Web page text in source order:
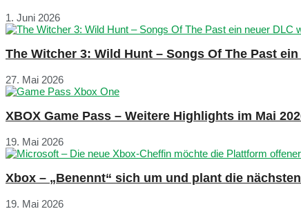
1. Juni 2026
The Witcher 3: Wild Hunt – Songs Of The Past
27. Mai 2026
XBOX Game Pass – Weitere Highlights im Mai
19. Mai 2026
Xbox – „Benennt“ sich um und plant die
19. Mai 2026